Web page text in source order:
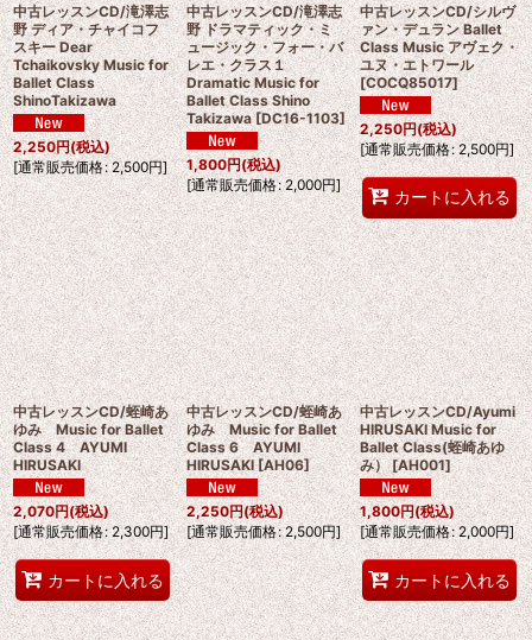
中古レッスンCD/滝澤志
野 ディア・チャイコフ
スキー Dear
Tchaikovsky Music for
Ballet Class
ShinoTakizawa
2,250円(税込)
[通常販売価格: 2,500円]
中古レッスンCD/滝澤志
野 ドラマティック・ミ
ュージック・フォー・バ
レエ・クラス１
Dramatic Music for
Ballet Class Shino
Takizawa [DC16-1103]
1,800円(税込)
[通常販売価格: 2,000円]
中古レッスンCD/シルヴ
ァン・デュラン Ballet
Class Music アヴェク・
ユヌ・エトワール
[COCQ85017]
2,250円(税込)
[通常販売価格: 2,500円]
カートに入れる
中古レッスンCD/蛭崎あ
ゆみ Music for Ballet
Class 4 AYUMI
HIRUSAKI
2,070円(税込)
[通常販売価格: 2,300円]
カートに入れる
中古レッスンCD/蛭崎あ
ゆみ Music for Ballet
Class 6 AYUMI
HIRUSAKI[AH06]
2,250円(税込)
[通常販売価格: 2,500円]
中古レッスンCD/Ayumi
HIRUSAKI Music for
Ballet Class(蛭崎あゆ
み） [AH001]
1,800円(税込)
[通常販売価格: 2,000円]
カートに入れる